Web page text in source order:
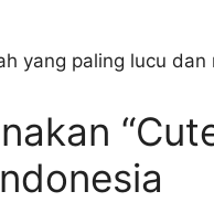
yang paling lucu